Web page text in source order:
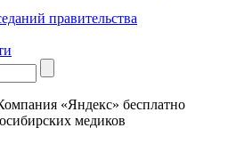
правительства
«Яндекс» бесплатно
медиков